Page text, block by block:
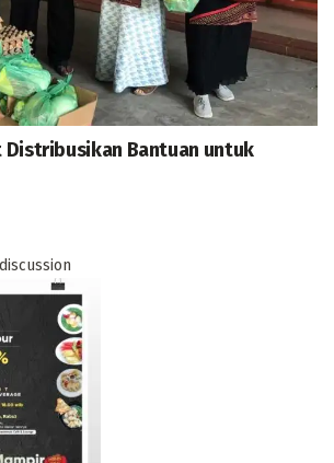
Distribusikan Bantuan untuk